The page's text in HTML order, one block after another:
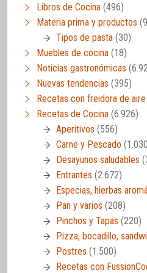
Libros de Cocina (496)
Materia prima y productos
Tipos de pasta (30)
Muebles de cocina (18)
Noticias gastronómicas
Nuevas tendencias (395)
Recetas con freidora de
Recetas de Cocina (6.926)
Aperitivos (556)
Carne y Pescado
Desayunos saludables
Entrantes (2.672)
Especias, hierbas
Pan y varios (208)
Pinchos y Tapas (220)
Pizza, bocadillo,
Postres (1.500)
Recetas con